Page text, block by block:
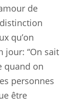
de
qu’on
jour: “On sait
quand on
personnes
être